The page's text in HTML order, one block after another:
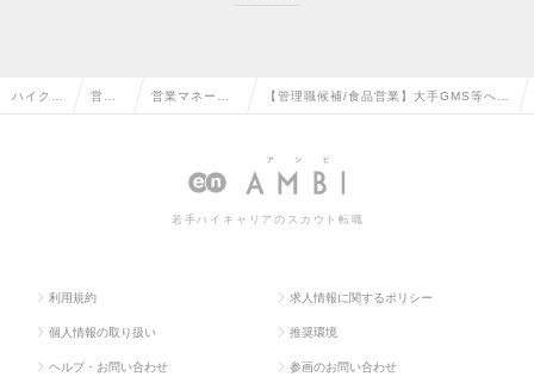
ハイクラ 営業 営業マネージ 【管理職候補/食品営業】大手GMS等へ営
の求人情報
若手ハイキャリアのスカウト転職
利用規約 求人情報に関するポリシー
個人情報の取り扱い 推奨環境
ヘルプ・お問い合わせ 参画のお問い合わせ